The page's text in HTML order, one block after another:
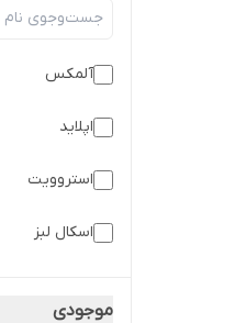
آلمکس
اپلاید
استروویت
اسکال لبز
موجودی